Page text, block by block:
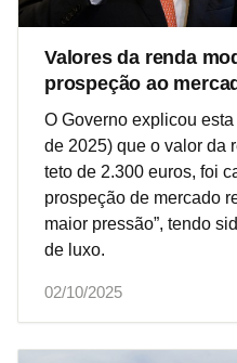
Valores da renda
prospeção ao
O Governo explicou
de 2025) que o valor da
teto de 2.300 euros, foi
prospeção de mercado
maior pressão”, tendo
de luxo.
02/10/2025